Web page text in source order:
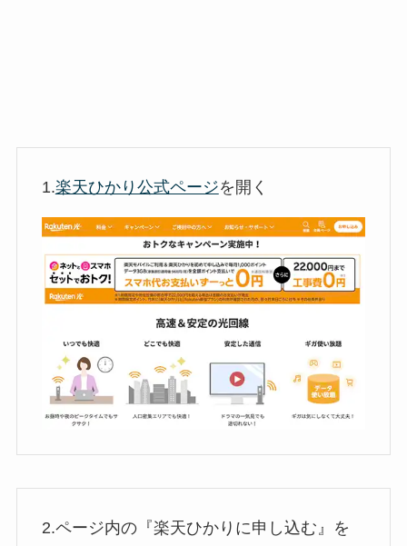
1.楽天ひかり公式ページを開く
2.ページ内の『楽天ひかりに申し込む』を